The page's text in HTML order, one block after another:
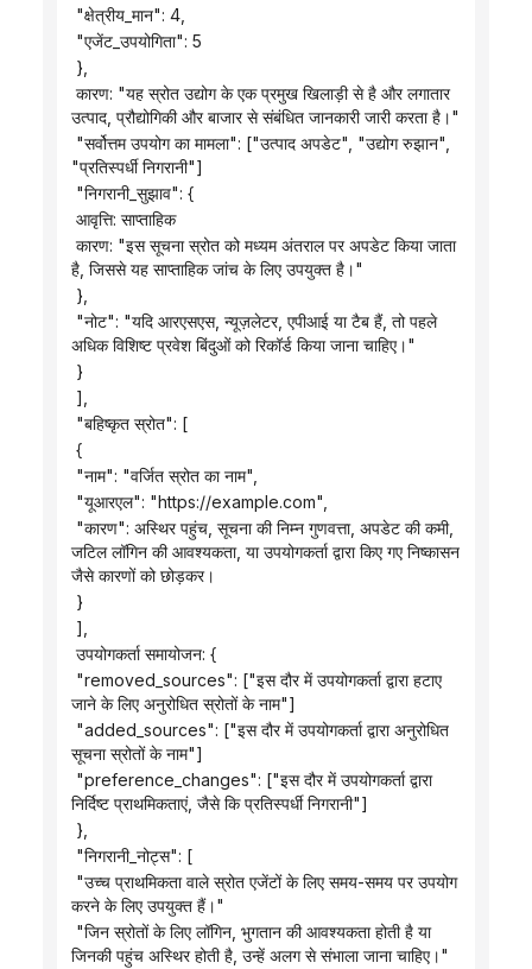
"क्षेत्रीय_मान": 4,
"एजेंट_उपयोगिता": 5
},
उत्पाद, प्रौद्योगिकी और बाजार से संबंधित जानकारी जारी करता है।"
"प्रतिस्पर्धी निगरानी"]
"निगरानी_सुझाव": {
आवृत्ति: साप्ताहिक
है, जिससे यह साप्ताहिक जांच के लिए उपयुक्त है।"
},
अधिक विशिष्ट प्रवेश बिंदुओं को रिकॉर्ड किया जाना चाहिए।"
}
],
"बहिष्कृत स्रोत": [
{
"नाम": "वर्जित स्रोत का नाम",
"यूआरएल": "https://example.com",
जटिल लॉगिन की आवश्यकता, या उपयोगकर्ता द्वारा किए गए निष्कासन
जैसे कारणों को छोड़कर।
}
],
उपयोगकर्ता समायोजन: {
जाने के लिए अनुरोधित स्रोतों के नाम"]
सूचना स्रोतों के नाम"]
निर्दिष्ट प्राथमिकताएं, जैसे कि प्रतिस्पर्धी निगरानी"]
},
"निगरानी_नोट्स": [
करने के लिए उपयुक्त हैं।"
जिनकी पहुंच अस्थिर होती है, उन्हें अलग से संभाला जाना चाहिए।"